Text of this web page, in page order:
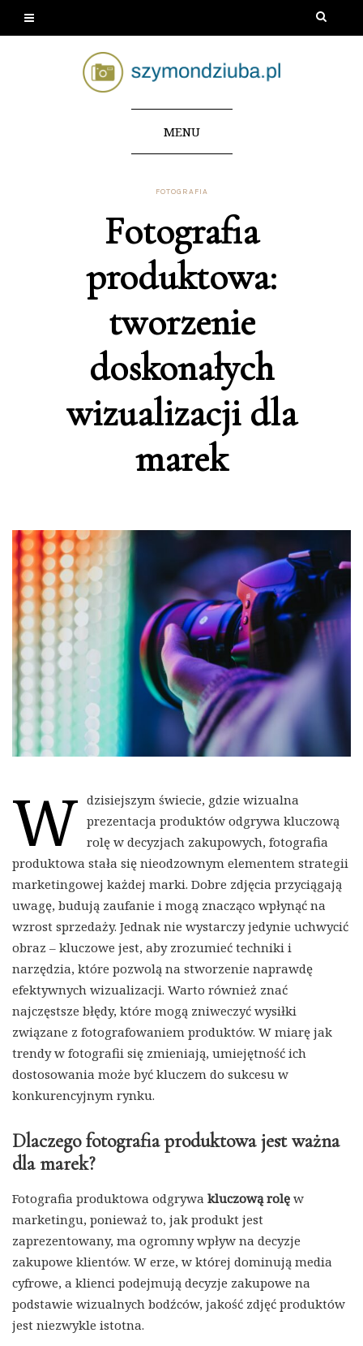
MENU
FOTOGRAFIA
Fotografia
produktowa:
tworzenie
doskonałych
wizualizacji dla
marek
W dzisiejszym świecie, gdzie wizualna
prezentacja produktów odgrywa kluczową
rolę w decyzjach zakupowych, fotografia
produktowa stała się nieodzownym elementem strategii
marketingowej każdej marki. Dobre zdjęcia przyciągają
uwagę, budują zaufanie i mogą znacząco wpłynąć na
wzrost sprzedaży. Jednak nie wystarczy jedynie uchwycić
obraz – kluczowe jest, aby zrozumieć techniki i
narzędzia, które pozwolą na stworzenie naprawdę
efektywnych wizualizacji. Warto również znać
najczęstsze błędy, które mogą zniweczyć wysiłki
związane z fotografowaniem produktów. W miarę jak
trendy w fotografii się zmieniają, umiejętność ich
dostosowania może być kluczem do sukcesu w
konkurencyjnym rynku.
Dlaczego fotografia produktowa jest ważna
dla marek?
Fotografia produktowa odgrywa kluczową rolę w
marketingu, ponieważ to, jak produkt jest
zaprezentowany, ma ogromny wpływ na decyzje
zakupowe klientów. W erze, w której dominują media
cyfrowe, a klienci podejmują decyzje zakupowe na
podstawie wizualnych bodźców, jakość zdjęć produktów
jest niezwykle istotna.